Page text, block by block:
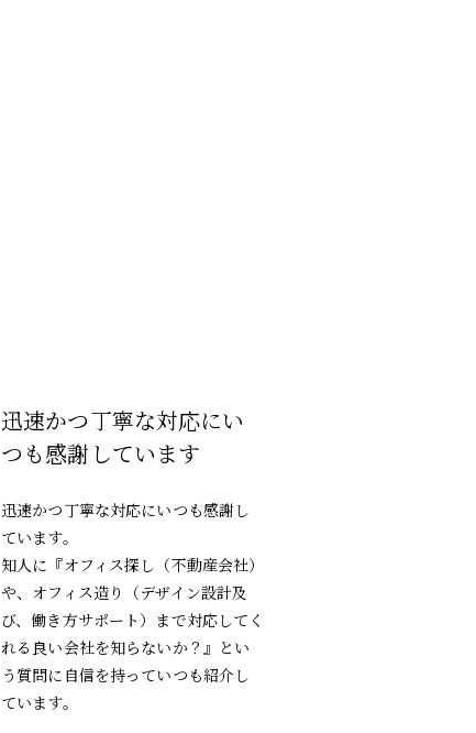
迅速かつ丁寧な対応にい
つも感謝しています
迅速かつ丁寧な対応にいつも感謝し
ています。
知人に『オフィス探し（不動産会社）
や、オフィス造り（デザイン設計及
び、働き方サポート）まで対応してく
れる良い会社を知らないか？』とい
う質問に自信を持っていつも紹介し
ています。